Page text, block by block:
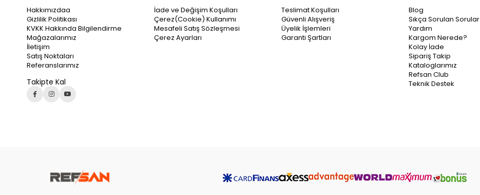
Hakkımızdaa
Gizlilik Politikası
KVKK Hakkında Bilgilendirme
Mağazalarımız
İletişim
Satış Noktaları
Referanslarımız
Takipte Kal
İade ve Değişim Koşulları
Çerez(Cookie) Kullanımı
Mesafeli Satış Sözleşmesi
Çerez Ayarları
Teslimat Koşulları
Güvenli Alışveriş
Üyelik İşlemleri
Garanti Şartları
Blog
Sıkça Sorulan Sorular
Yardım
Kargom Nerede?
Kolay İade
Sipariş Takip
Kataloglarımız
Refsan Club
Teknik Destek